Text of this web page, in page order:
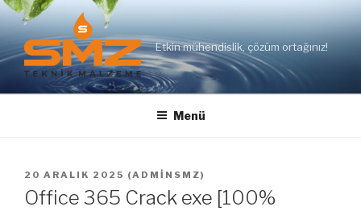
İçeriğe
geç
Etkin mühendislik, çözüm ortağınız!
Menü
YAYIM
TARIHI
20 ARALIK 2025 (ADMINSMZ)
Office 365 Crack exe [100%